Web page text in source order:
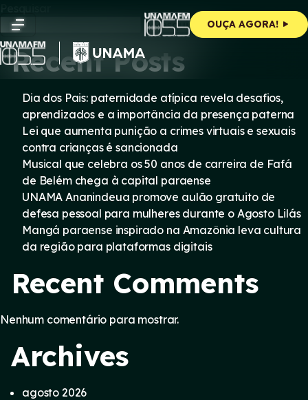
content
OUÇA AGORA!
Pesquisar
Pesquisar
Recent Posts
Dia dos Pais: paternidade atípica revela desafios,
aprendizados e a importância da presença paterna
Lei que aumenta punição a crimes virtuais e sexuais
contra crianças é sancionada
Musical que celebra os 50 anos de carreira de Fafá
de Belém chega à capital paraense
UNAMA Ananindeua promove aulão gratuito de
defesa pessoal para mulheres durante o Agosto Lilás
Mangá paraense inspirado na Amazônia leva cultura
da região para plataformas digitais
Recent Comments
Nenhum comentário para mostrar.
Archives
agosto 2026